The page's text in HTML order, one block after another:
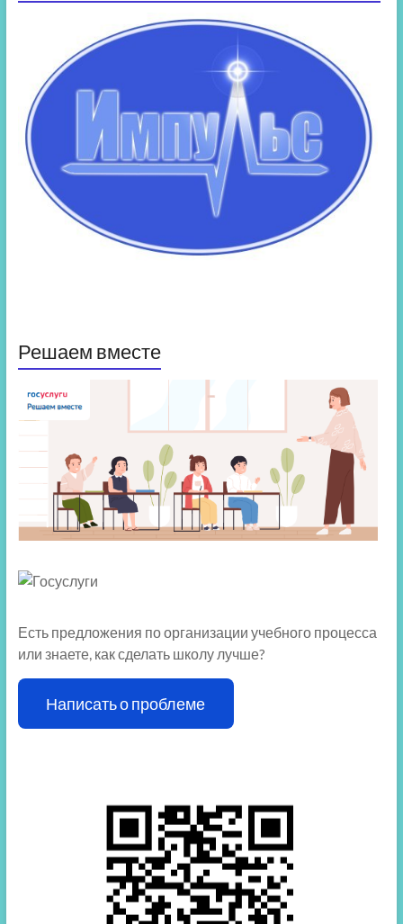
Решаем вместе
Есть предложения по организации учебного процесса
или знаете, как сделать школу лучше?
Написать о проблеме